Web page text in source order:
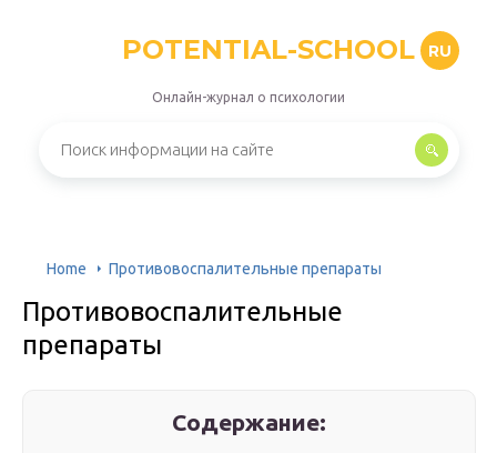
POTENTIAL-SCHOOL RU
Онлайн-журнал о психологии
Home Противовоспалительные препараты
Противовоспалительные
препараты
Содержание: